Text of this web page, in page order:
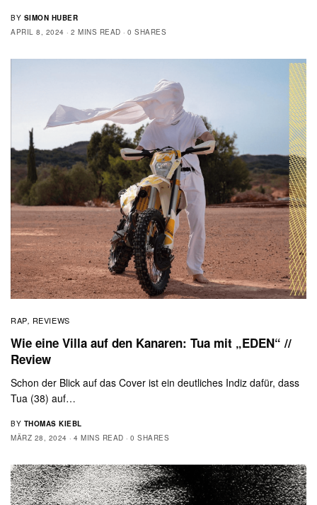
BY SIMON HUBER
APRIL 8, 2024
2 MINS READ 0 SHARES
RAP, REVIEWS
Wie eine Villa auf den Kanaren: Tua mit „EDEN“ //
Review
Schon der Blick auf das Cover ist ein deutliches Indiz dafür, dass
Tua (38) auf…
BY THOMAS KIEBL
MÄRZ 28, 2024
4 MINS READ 0 SHARES